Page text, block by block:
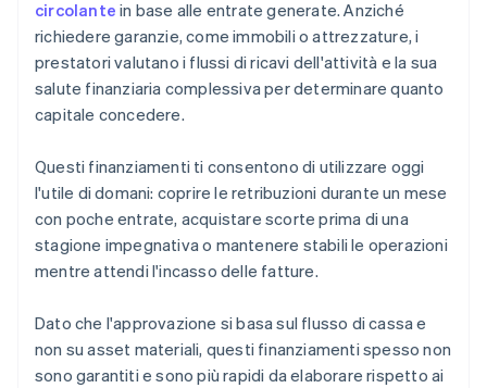
circolante in base alle entrate generate. Anziché
richiedere garanzie, come immobili o attrezzature, i
prestatori valutano i flussi di ricavi dell'attività e la sua
salute finanziaria complessiva per determinare quanto
capitale concedere.
Questi finanziamenti ti consentono di utilizzare oggi
l'utile di domani: coprire le retribuzioni durante un mese
con poche entrate, acquistare scorte prima di una
stagione impegnativa o mantenere stabili le operazioni
mentre attendi l'incasso delle fatture.
Dato che l'approvazione si basa sul flusso di cassa e
non su asset materiali, questi finanziamenti spesso non
sono garantiti e sono più rapidi da elaborare rispetto ai